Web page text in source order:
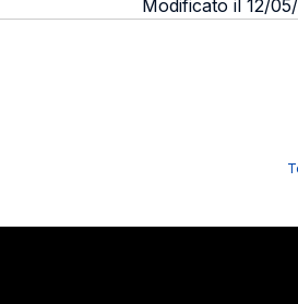
Modificato il 12/